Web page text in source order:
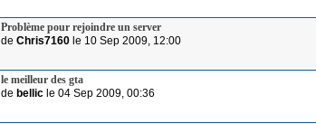
Problème pour rejoindre un server
de Chris7160 le 10 Sep 2009, 12:00
le meilleur des gta
de bellic le 04 Sep 2009, 00:36